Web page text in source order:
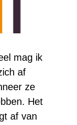
mag ik
af
ze
Het
af van